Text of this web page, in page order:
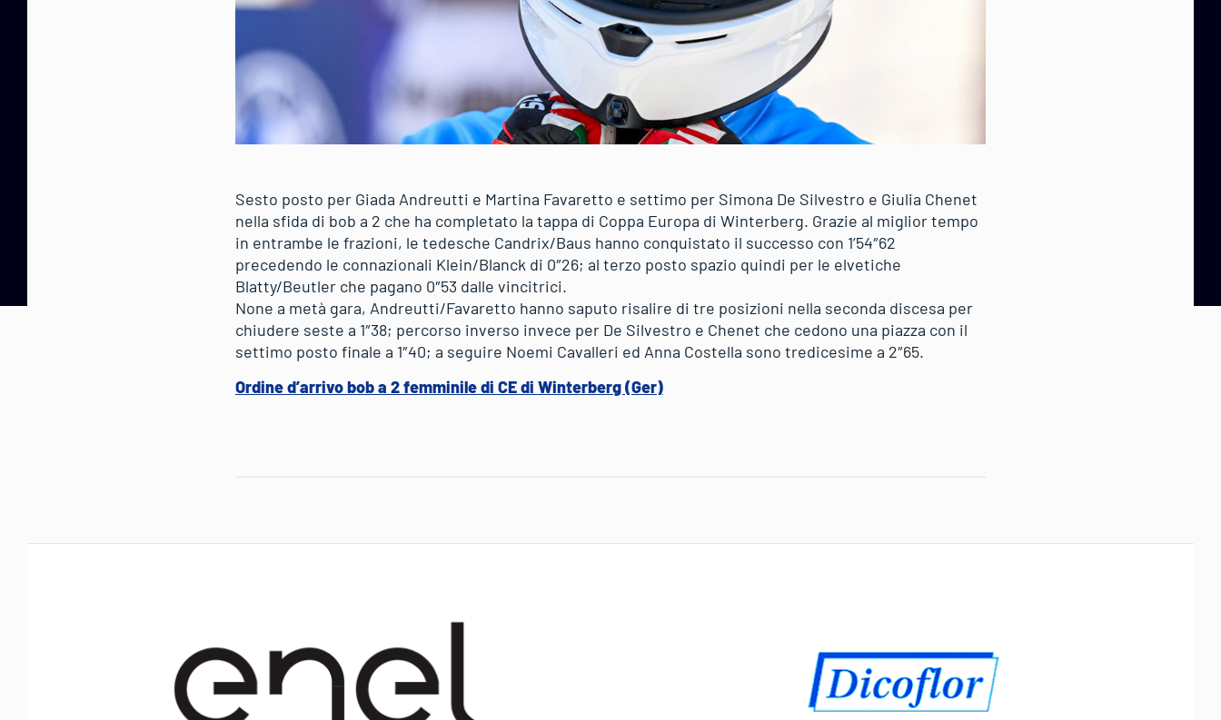
Sesto posto per Giada Andreutti e Martina Favaretto e settimo per Simona De Silvestro e Giulia Chenet
nella sfida di bob a 2 che ha completato la tappa di Coppa Europa di Winterberg. Grazie al miglior tempo
in entrambe le frazioni, le tedesche Candrix/Baus hanno conquistato il successo con 1’54″62
precedendo le connazionali Klein/Blanck di 0″26; al terzo posto spazio quindi per le elvetiche
Blatty/Beutler che pagano 0″53 dalle vincitrici.
None a metà gara, Andreutti/Favaretto hanno saputo risalire di tre posizioni nella seconda discesa per
chiudere seste a 1″38; percorso inverso invece per De Silvestro e Chenet che cedono una piazza con il
settimo posto finale a 1″40; a seguire Noemi Cavalleri ed Anna Costella sono tredicesime a 2″65.
Ordine d’arrivo bob a 2 femminile di CE di Winterberg (Ger)